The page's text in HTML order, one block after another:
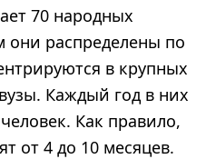
70 народных
они распределены по
в крупных
Каждый год в них
Как правило,
от 4 до 10 месяцев.